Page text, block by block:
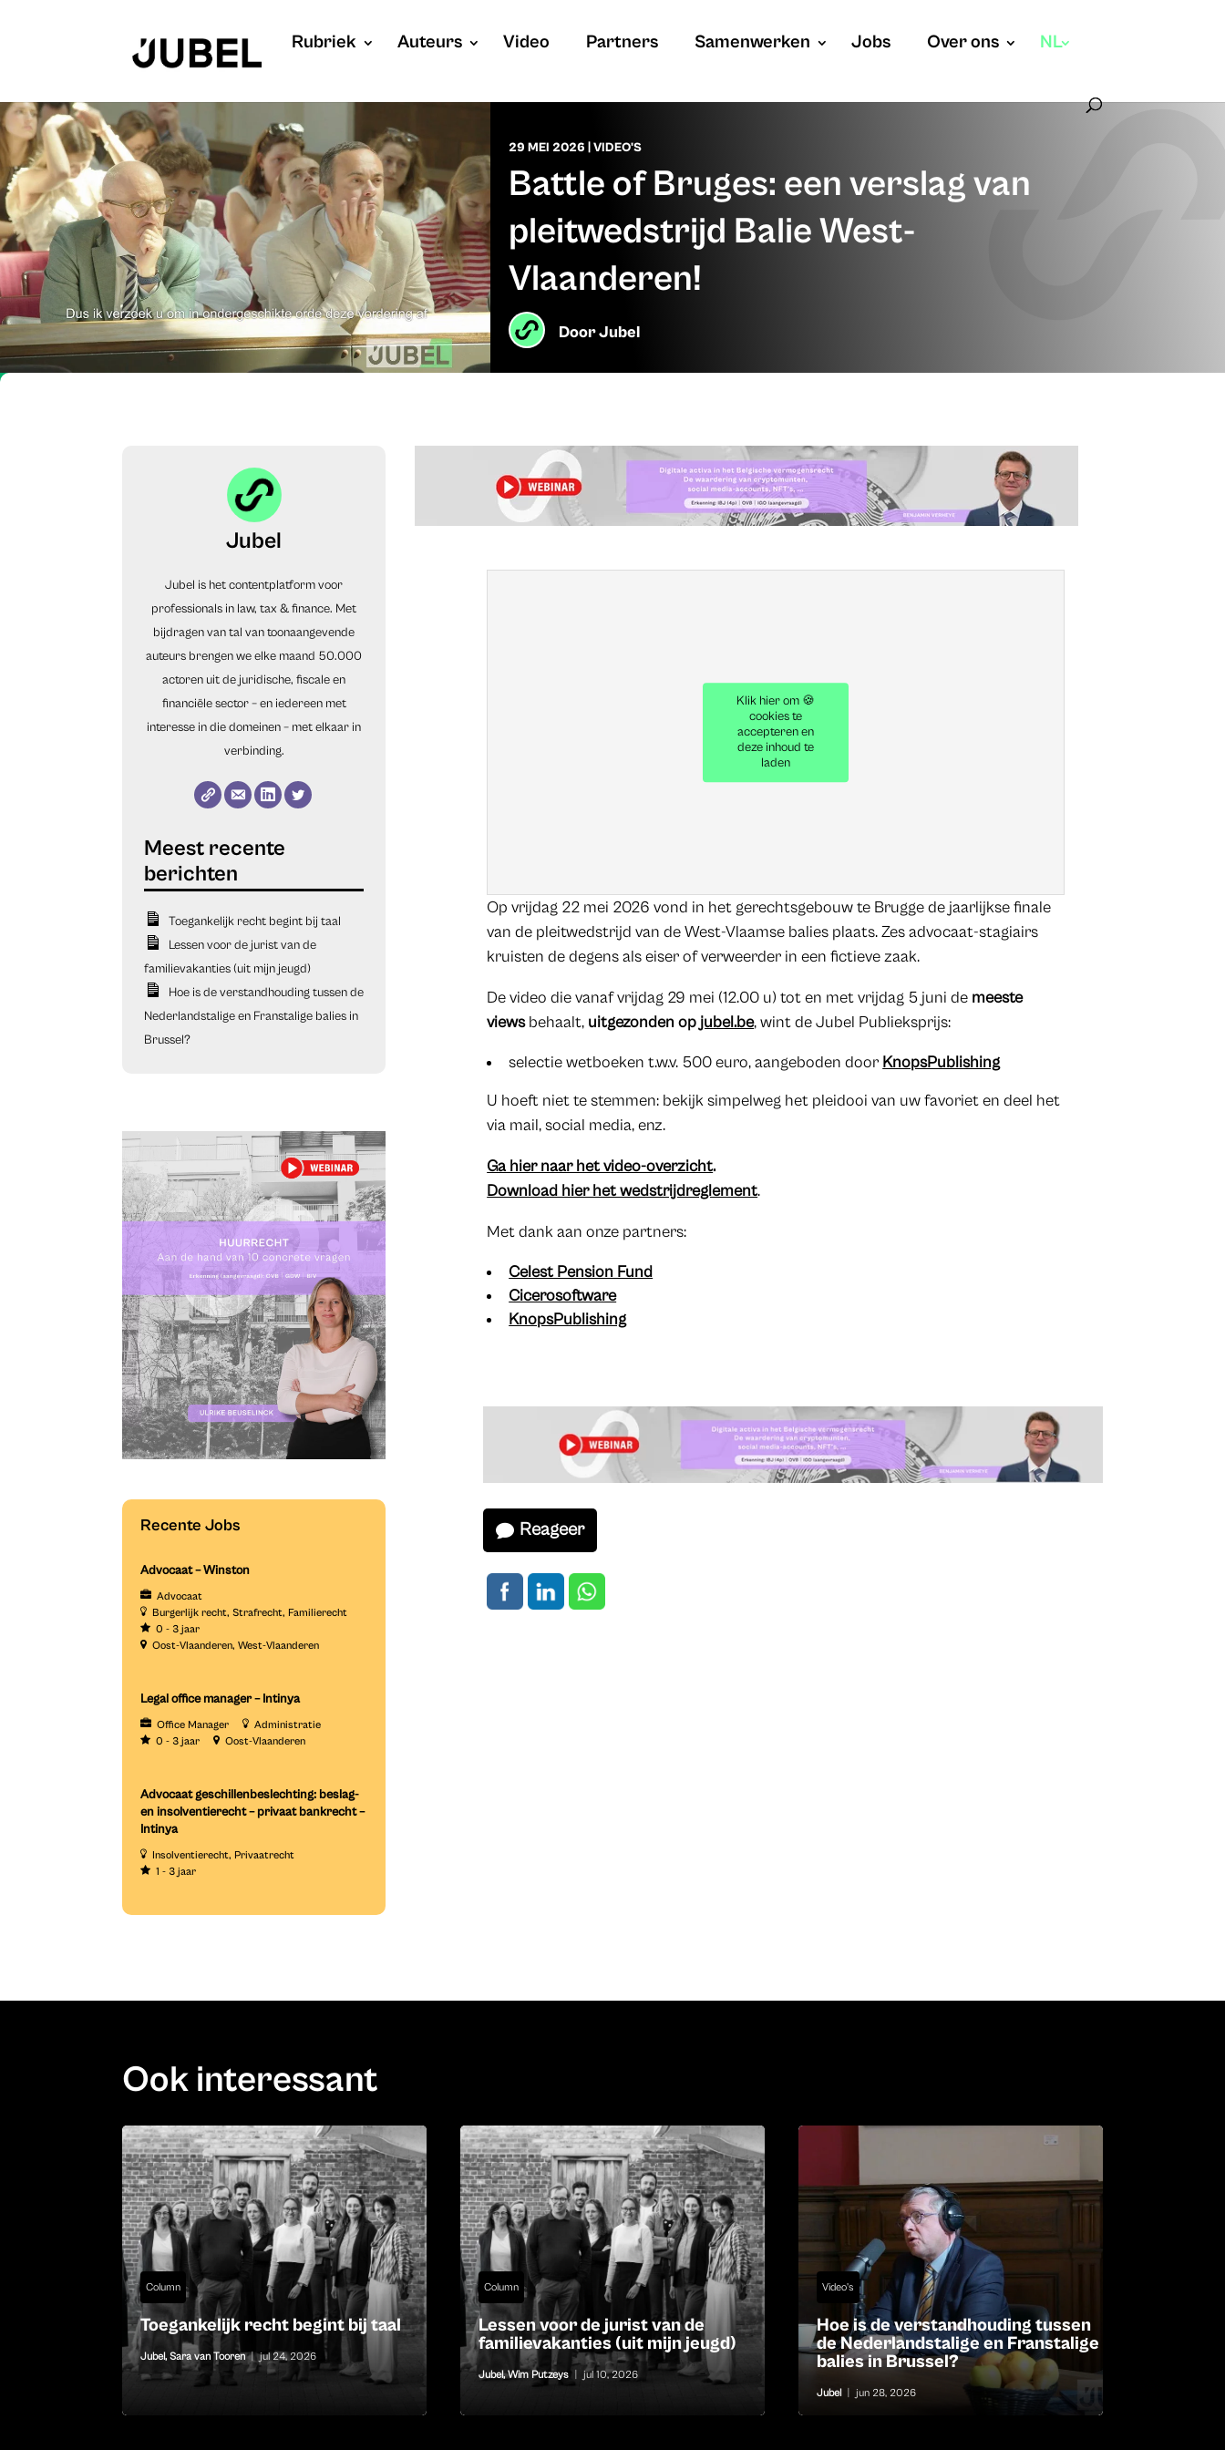
Rubriek Auteurs Video Partners Samenwerken Jobs Over ons NL
29 MEI 2026 VIDEO'S
Battle of Bruges: een verslag van
pleitwedstrijd Balie West-
Vlaanderen!
DoorJubel
Jubel
Jubel is het contentplatform voor
professionals in law, tax & finance. Met
bijdragen van tal van toonaangevende
auteurs brengen we elke maand 50.000
actoren uit de juridische, fiscale en
financiële sector – en iedereen met
interesse in die domeinen – met elkaar in
verbinding.
Toegankelijk recht begint bij taal
Lessen voor de jurist van de
familievakanties (uit mijn jeugd)
Hoe is de verstandhouding tussen de
Nederlandstalige en Franstalige balies in
Brussel?
Recente Jobs
Advocaat – Winston
Advocaat
Burgerlijk recht Strafrecht Familierecht
0 - 3 jaar
Oost-Vlaanderen West-Vlaanderen
Legal office manager – Intinya
Office Manager
Administratie
0 - 3 jaar
Oost-Vlaanderen
Advocaat geschillenbeslechting: beslag-
en insolventierecht – privaat bankrecht –
Intinya
Insolventierecht Privaatrecht
1 - 3 jaar
Klik hier om 🍪
cookies te
accepteren en
deze inhoud te
laden
Op vrijdag 22 mei 2026 vond in het gerechtsgebouw te Brugge de jaarlijkse finale
van de pleitwedstrijd van de West-Vlaamse balies plaats. Zes advocaat-stagiairs
kruisten de degens als eiser of verweerder in een fictieve zaak.
De video die vanaf vrijdag 29 mei (12.00 u) tot en met vrijdag 5 juni de meeste
viewsbehaalt, uitgezonden op jubel.be, wint de Jubel Publieksprijs:
selectie wetboeken t.w.v. 500 euro, aangeboden door KnopsPublishing
U hoeft niet te stemmen: bekijk simpelweg het pleidooi van uw favoriet en deel het
via mail, social media, enz.
Ga hier naar het video-overzicht.
Download hier het wedstrijdreglement.
Met dank aan onze partners:
Celest Pension Fund
Cicerosoftware
KnopsPublishing
Reageer
Ook interessant
Column
Toegankelijk recht begint bij taal
Jubel,Sara van Tooren | jul 24, 2026
Column
Lessen voor de jurist van de
familievakanties (uit mijn jeugd)
Jubel,Wim Putzeys jul 10, 2026
Video's
Hoe is de verstandhouding tussen
de Nederlandstalige en Franstalige
balies in Brussel?
Jubel jun 28, 2026